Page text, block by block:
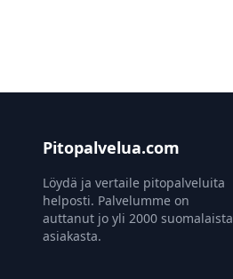
Pitopalvelua.com
Löydä ja vertaile pitopalveluita
helposti. Palvelumme on
auttanut jo yli 2000 suomalaista
asiakasta.